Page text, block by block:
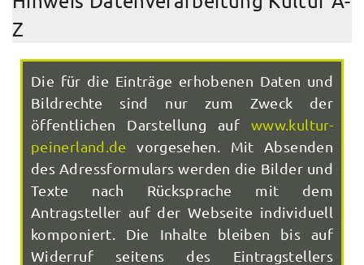
Z
Die für die Einträge erhobenen Daten und
Bildrechte sind nur zum Zweck der
öffentlichen Darstellung aufwww.kultur-
peinerland.de vorgesehen. Mit Absenden
des Adressformulars werden die Bilder und
Texte nach Rücksprache mit dem
Antragsteller auf der Webseite individuell
komponiert. Die Inhalte bleiben bis auf
Widerruf seitens des Eintragstellers